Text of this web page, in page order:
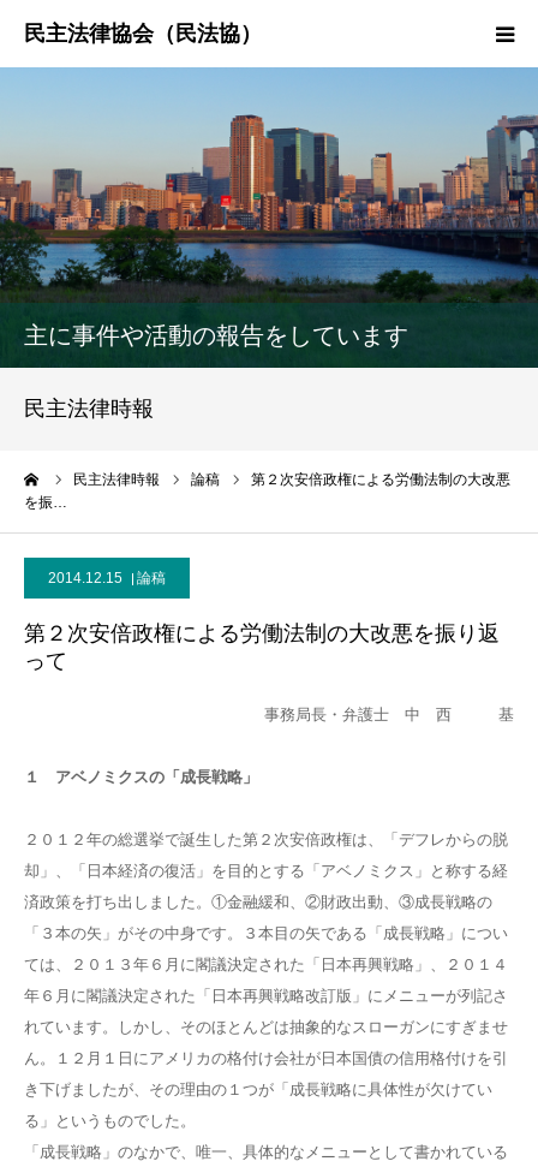
主に事件や活動の報告をしています
民主法律時報
民主法律時報 論稿
第２次安倍政権による労働法制の大改悪
を振…
2014.12.15 論稿
第２次安倍政権による労働法制の大改悪を振り返
って
事務局長・弁護士 中 西 基
１ アベノミクスの「成長戦略」
２０１２年の総選挙で誕生した第２次安倍政権は、「デフレからの脱
却」、「日本経済の復活」を目的とする「アベノミクス」と称する経
済政策を打ち出しました。①金融緩和、②財政出動、③成長戦略の
「３本の矢」がその中身です。３本目の矢である「成長戦略」につい
ては、２０１３年６月に閣議決定された「日本再興戦略」、２０１４
年６月に閣議決定された「日本再興戦略改訂版」にメニューが列記さ
れています。しかし、そのほとんどは抽象的なスローガンにすぎませ
ん。１２月１日にアメリカの格付け会社が日本国債の信用格付けを引
き下げましたが、その理由の１つが「成長戦略に具体性が欠けてい
る」というものでした。
「成長戦略」のなかで、唯一、具体的なメニューとして書かれている
民法協とは
民主法律時報
決議・声明・意見書